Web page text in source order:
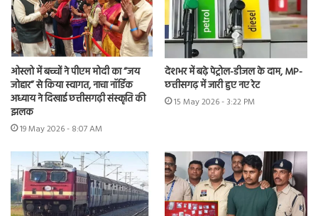
ओस्लो में बच्चों ने पीएम मोदी का “जय
जोहार” से किया स्वागत, नाचा नॉर्डिक
अध्याय ने दिखाई छत्तीसगढ़ी संस्कृति की
झलक
19 May 2026 - 8:07 AM
देशभर में बढ़े पेट्रोल-डीजल के दाम, MP-
छत्तीसगढ़ में जारी हुए नए रेट
15 May 2026 - 3:22 PM